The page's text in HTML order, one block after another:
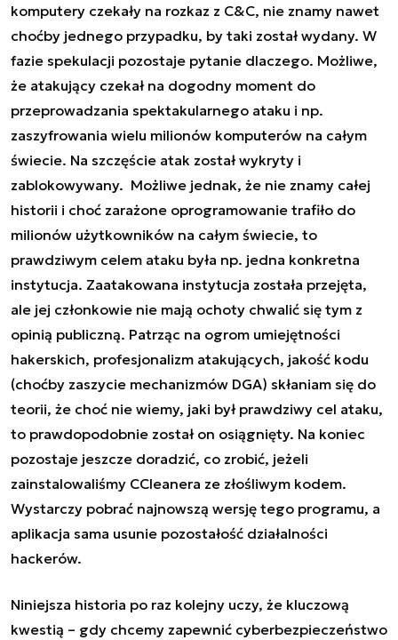
komputery czekały na rozkaz z C&C, nie znamy nawet
choćby jednego przypadku, by taki został wydany. W
fazie spekulacji pozostaje pytanie dlaczego. Możliwe,
że atakujący czekał na dogodny moment do
przeprowadzania spektakularnego ataku i np.
zaszyfrowania wielu milionów komputerów na całym
świecie. Na szczęście atak został wykryty i
zablokowywany. Możliwe jednak, że nie znamy całej
historii i choć zarażone oprogramowanie trafiło do
milionów użytkowników na całym świecie, to
prawdziwym celem ataku była np. jedna konkretna
instytucja. Zaatakowana instytucja została przejęta,
ale jej członkowie nie mają ochoty chwalić się tym z
opinią publiczną. Patrząc na ogrom umiejętności
hakerskich, profesjonalizm atakujących, jakość kodu
(choćby zaszycie mechanizmów DGA) skłaniam się do
teorii, że choć nie wiemy, jaki był prawdziwy cel ataku,
to prawdopodobnie został on osiągnięty. Na koniec
pozostaje jeszcze doradzić, co zrobić, jeżeli
zainstalowaliśmy CCleanera ze złośliwym kodem.
Wystarczy pobrać najnowszą wersję tego programu, a
aplikacja sama usunie pozostałość działalności
hackerów.
Niniejsza historia po raz kolejny uczy, że kluczową
kwestią – gdy chcemy zapewnić cyberbezpieczeństwo